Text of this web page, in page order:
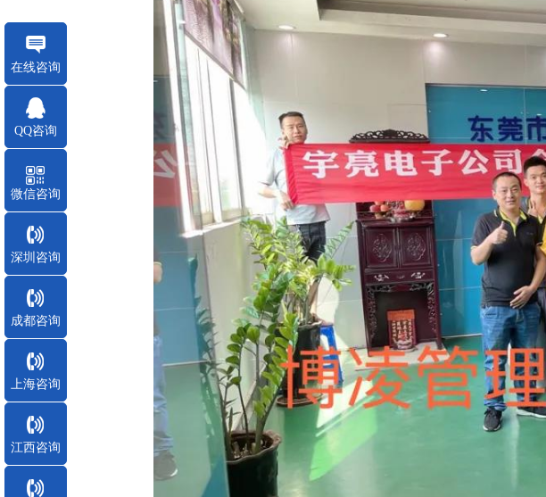
在线咨询
QQ咨询
微信咨询
深圳咨询
成都咨询
上海咨询
江西咨询